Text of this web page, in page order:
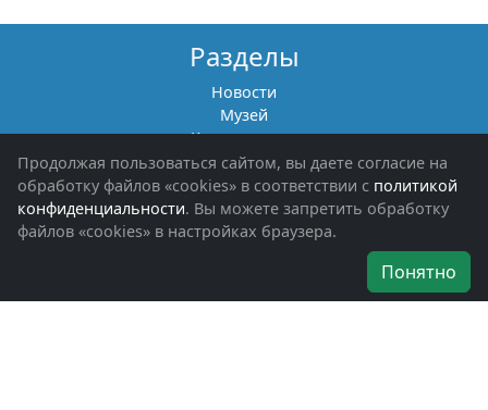
Разделы
Новости
Музей
Книги памяти
Фотоальбомы
Обращения граждан
Помощь участникам СВО и их семьям
Об организации
Наши награды
Продолжая пользоваться сайтом, вы даете согласие на
обработку файлов «cookies» в соответствии с политикой
конфиденциальности. Вы можете запретить обработку
файлов «cookies» в настройках браузера.
Понятно